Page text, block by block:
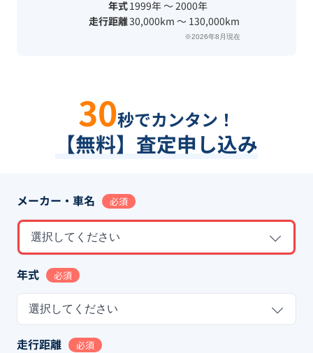
年式1999年 〜 2000年
走行距離30,000km 〜 130,000km
※2026年8月現在
30秒でカンタン！
【無料】査定申し込み
メーカー・車名 必須
選択してください
年式 必須
選択してください
走行距離 必須